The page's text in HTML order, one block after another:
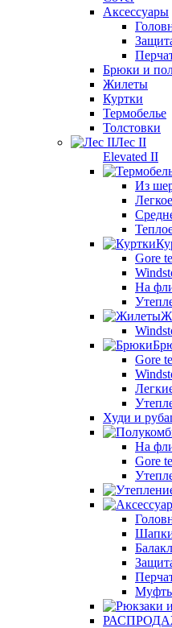
Аксессуары
Брюки и
Жилеты
Куртки
Термобелье
Толстовки
Лес II
Elevated II
Из
Легкое
Gore
На
Gore
Худи и
На
Gore